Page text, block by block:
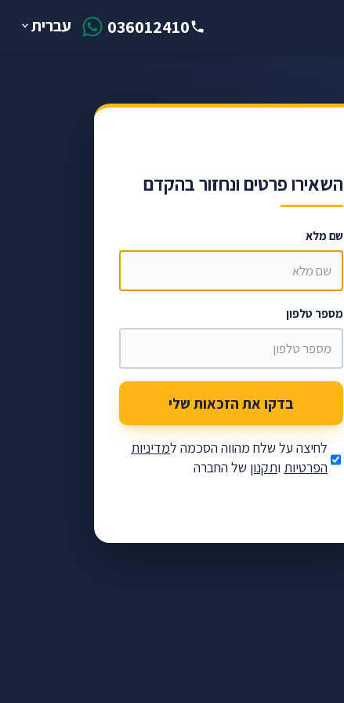
036012410 עברית
השאירו פרטים ונחזור בהקדם
שם מלא
מספר טלפון
בדקו את הזכאות שלי
לחיצה על שלח מהווה הסכמה למדיניות
הפרטיות ותקנון של החברה